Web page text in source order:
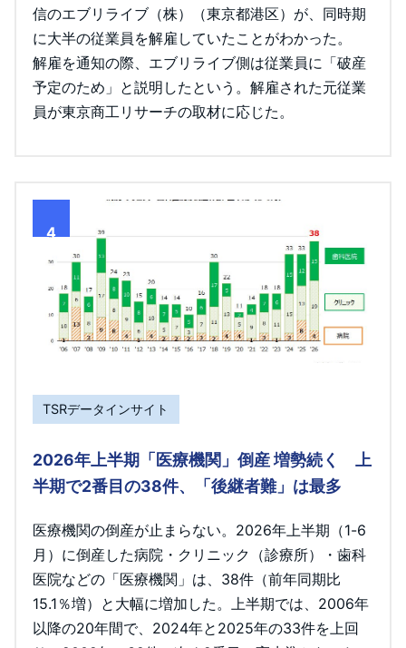
信のエブリライブ（株）（東京都港区）が、同時期
に大半の従業員を解雇していたことがわかった。
解雇を通知の際、エブリライブ側は従業員に「破産
予定のため」と説明したという。解雇された元従業
員が東京商工リサーチの取材に応じた。
4
TSRデータインサイト
2026年上半期「医療機関」倒産 増勢続く 上
半期で2番目の38件、「後継者難」は最多
医療機関の倒産が止まらない。2026年上半期（1-6
月）に倒産した病院・クリニック（診療所）・歯科
医院などの「医療機関」は、38件（前年同期比
15.1％増）と大幅に増加した。上半期では、2006年
以降の20年間で、2024年と2025年の33件を上回